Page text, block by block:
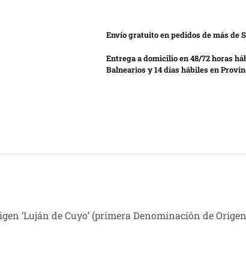
Envío gratuito en pedidos de más de
Entrega a domicilio en 48/72 horas
Balnearios y 14 días hábiles en
‘Luján de Cuyo’ (primera Denominación de